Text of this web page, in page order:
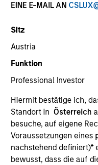
EINE E-MAIL AN
Sitz
Austria
Funktion
Professional Investor
Hiermit bestätige ich,
Standort in Österreich
besuche, auf eigene
Voraussetzungen eines
nachstehend definiert)*
bewusst, dass die auf
market landscape with
investment process
market inefficiencies
Portfolio